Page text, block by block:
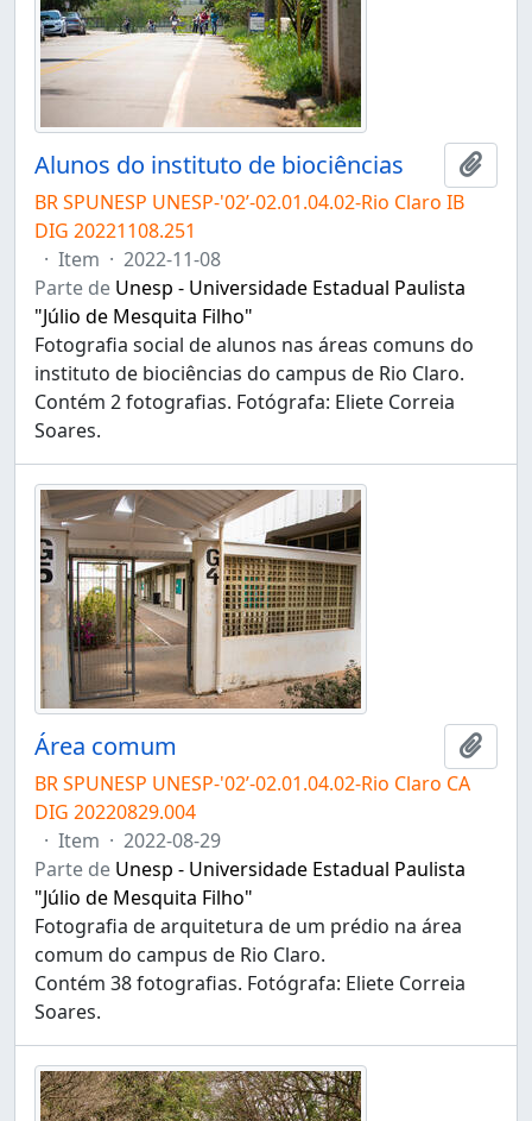
Alunos do instituto de biociências
BR SPUNESP UNESP-'02’-02.01.04.02-Rio Claro IB
DIG 20221108.251
· Item · 2022-11-08
Parte de Unesp - Universidade Estadual Paulista
"Júlio de Mesquita Filho"
Fotografia social de alunos nas áreas comuns do
instituto de biociências do campus de Rio Claro.
Contém 2 fotografias. Fotógrafa: Eliete Correia
Soares.
Área comum
BR SPUNESP UNESP-'02’-02.01.04.02-Rio Claro CA
DIG 20220829.004
· Item · 2022-08-29
Parte de Unesp - Universidade Estadual Paulista
"Júlio de Mesquita Filho"
Fotografia de arquitetura de um prédio na área
comum do campus de Rio Claro.
Contém 38 fotografias. Fotógrafa: Eliete Correia
Soares.